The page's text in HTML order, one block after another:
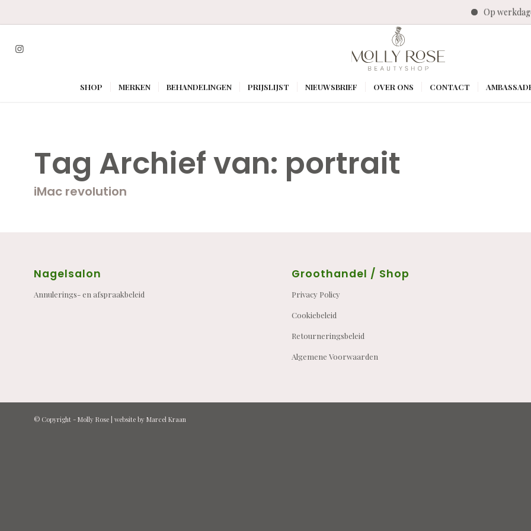
Op
SHOP MERKEN BEHANDELINGEN PRIJSLIJST NIEUWSBRIEF OVER ONS CONTACT
Tag Archief van: portrait
iMac revolution
Nagelsalon
Annulerings- en afspraakbeleid
Groothandel / Shop
Privacy Policy
Cookiebeleid
Retourneringsbeleid
Algemene Voorwaarden
© Copyright - Molly Rose| website by Marcel Kraan